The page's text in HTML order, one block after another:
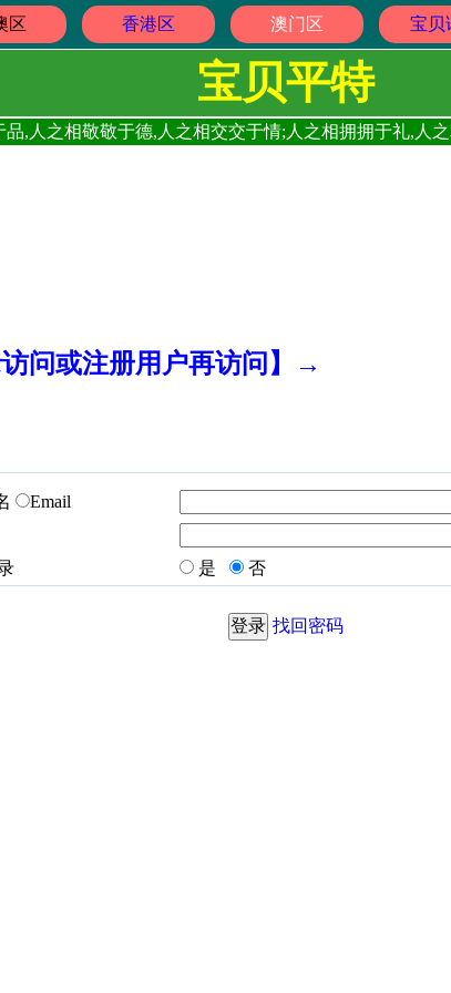
区 香港区 澳门区 宝贝
宝贝平特
品,人之相敬敬于德,人之相交交于情;人之相拥拥于礼,人
访问或注册用户再访问】→
Email
是 否
找回密码